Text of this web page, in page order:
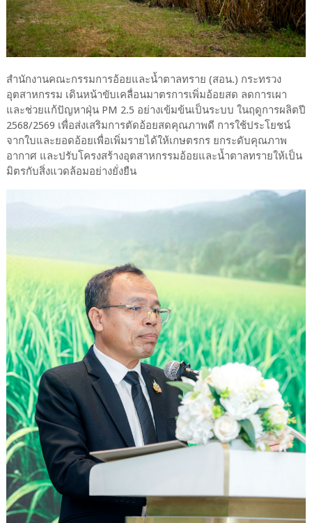
สำนักงานคณะกรรมการอ้อยและน้ำตาลทราย (สอน.) กระทรวง
อุตสาหกรรม เดินหน้าขับเคลื่อนมาตรการเพิ่มอ้อยสด ลดการเผา
และช่วยแก้ปัญหาฝุ่น PM 2.5 อย่างเข้มข้นเป็นระบบ ในฤดูการผลิตปี
2568/2569 เพื่อส่งเสริมการตัดอ้อยสดคุณภาพดี การใช้ประโยชน์
จากใบและยอดอ้อยเพื่อเพิ่มรายได้ให้เกษตรกร ยกระดับคุณภาพ
อากาศ และปรับโครงสร้างอุตสาหกรรมอ้อยและน้ำตาลทรายให้เป็น
มิตรกับสิ่งแวดล้อมอย่างยั่งยืน